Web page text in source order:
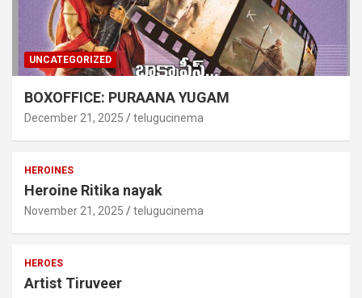
UNCATEGORIZED
BOXOFFICE: PURAANA YUGAM
December 21, 2025 telugucinema
HEROINES
Heroine Ritika nayak
November 21, 2025 telugucinema
HEROES
Artist Tiruveer